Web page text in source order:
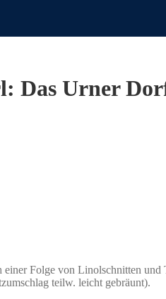
Das Urner
Folge von Linolschnitten
teilw. leicht gebräunt).